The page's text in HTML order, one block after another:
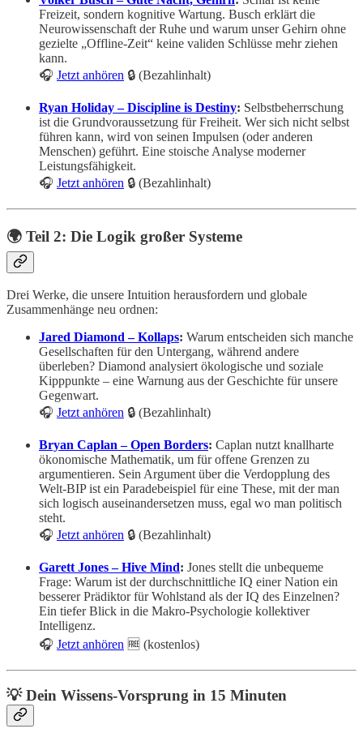
Freizeit, sondern kognitive Wartung. Busch erklärt die
Neurowissenschaft der Ruhe und warum unser Gehirn ohne
gezielte „Offline-Zeit“ keine validen Schlüsse mehr ziehen
kann.
🎧 Jetzt anhören 🔒 (Bezahlinhalt)
Ryan Holiday – Discipline is Destiny: Selbstbeherrschung
ist die Grundvoraussetzung für Freiheit. Wer sich nicht selbst
führen kann, wird von seinen Impulsen (oder anderen
Menschen) geführt. Eine stoische Analyse moderner
Leistungsfähigkeit.
🎧 Jetzt anhören 🔒 (Bezahlinhalt)
🌍 Teil 2: Die Logik großer Systeme
Drei Werke, die unsere Intuition herausfordern und globale
Zusammenhänge neu ordnen:
Jared Diamond – Kollaps: Warum entscheiden sich manche
Gesellschaften für den Untergang, während andere
überleben? Diamond analysiert ökologische und soziale
Kipppunkte – eine Warnung aus der Geschichte für unsere
Gegenwart.
🎧 Jetzt anhören 🔒 (Bezahlinhalt)
Bryan Caplan – Open Borders: Caplan nutzt knallharte
ökonomische Mathematik, um für offene Grenzen zu
argumentieren. Sein Argument über die Verdopplung des
Welt-BIP ist ein Paradebeispiel für eine These, mit der man
sich logisch auseinandersetzen muss, egal wo man politisch
steht.
🎧 Jetzt anhören 🔒 (Bezahlinhalt)
Garett Jones – Hive Mind: Jones stellt die unbequeme
Frage: Warum ist der durchschnittliche IQ einer Nation ein
besserer Prädiktor für Wohlstand als der IQ des Einzelnen?
Ein tiefer Blick in die Makro-Psychologie kollektiver
Intelligenz.
🎧 Jetzt anhören 🆓 (kostenlos)
💡 Dein Wissens-Vorsprung in 15 Minuten